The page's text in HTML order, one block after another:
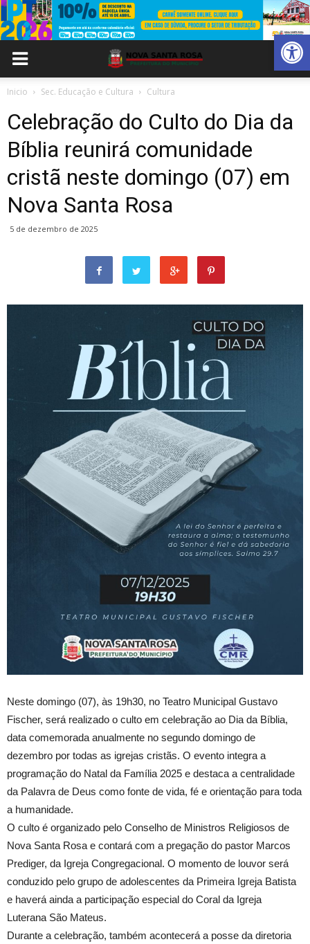
Abrir
Inicio Sec. Educação e Cultura Cultura
Celebração do Culto do Dia da
Bíblia reunirá comunidade
cristã neste domingo (07) em
Nova Santa Rosa
5 de dezembro de 2025
Neste domingo (07), às 19h30, no Teatro Municipal Gustavo
Fischer, será realizado o culto em celebração ao Dia da Bíblia,
data comemorada anualmente no segundo domingo de
dezembro por todas as igrejas cristãs. O evento integra a
programação do Natal da Família 2025 e destaca a centralidade
da Palavra de Deus como fonte de vida, fé e orientação para toda
a humanidade.
O culto é organizado pelo Conselho de Ministros Religiosos de
Nova Santa Rosa e contará com a pregação do pastor Marcos
Prediger, da Igreja Congregacional. O momento de louvor será
conduzido pelo grupo de adolescentes da Primeira Igreja Batista
e haverá ainda a participação especial do Coral da Igreja
Luterana São Mateus.
Durante a celebração, também acontecerá a posse da diretoria